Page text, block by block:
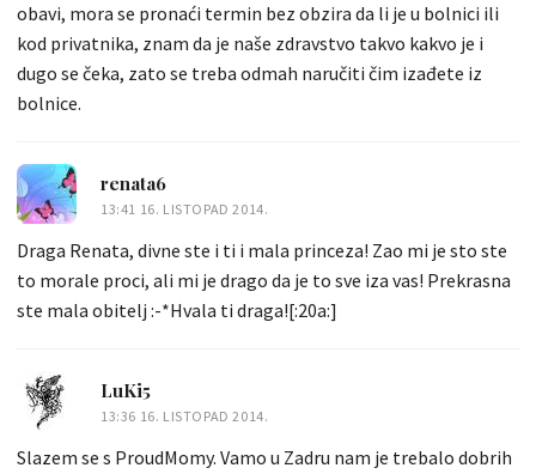
obavi, mora se pronaći termin bez obzira da li je u bolnici ili
kod privatnika, znam da je naše zdravstvo takvo kakvo je i
dugo se čeka, zato se treba odmah naručiti čim izađete iz
bolnice.
renata6
13:41 16. LISTOPAD 2014.
Draga Renata, divne ste i ti i mala princeza! Zao mi je sto ste
to morale proci, ali mi je drago da je to sve iza vas! Prekrasna
ste mala obitelj :-*Hvala ti draga![:20a:]
LuKi5
13:36 16. LISTOPAD 2014.
Slazem se s ProudMomy. Vamo u Zadru nam je trebalo dobrih